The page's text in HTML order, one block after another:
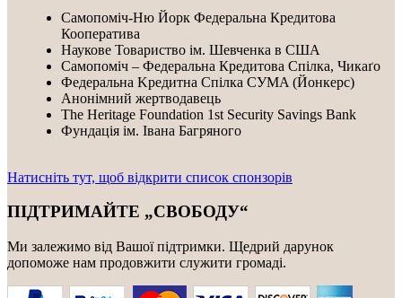
Самопоміч-Ню Йорк Федеральна Кредитова
Кооператива
Наукове Товариство ім. Шевченка в США
Самопоміч – Федеральна Кредитова Спілка, Чикаґо
Федеральнa Kредитнa Спілка CУMA (Йонкерс)
Анонімний жертводавець
The Heritage Foundation 1st Security Savings Bank
Фундація ім. Івана Багряного
Натисніть тут, щоб відкрити список спонзорів
ПІДТРИМАЙТЕ „СВОБОДУ“
Ми залежимо від Вашої підтримки. Щедрий дарунок
допоможе нам продовжити служити громаді.